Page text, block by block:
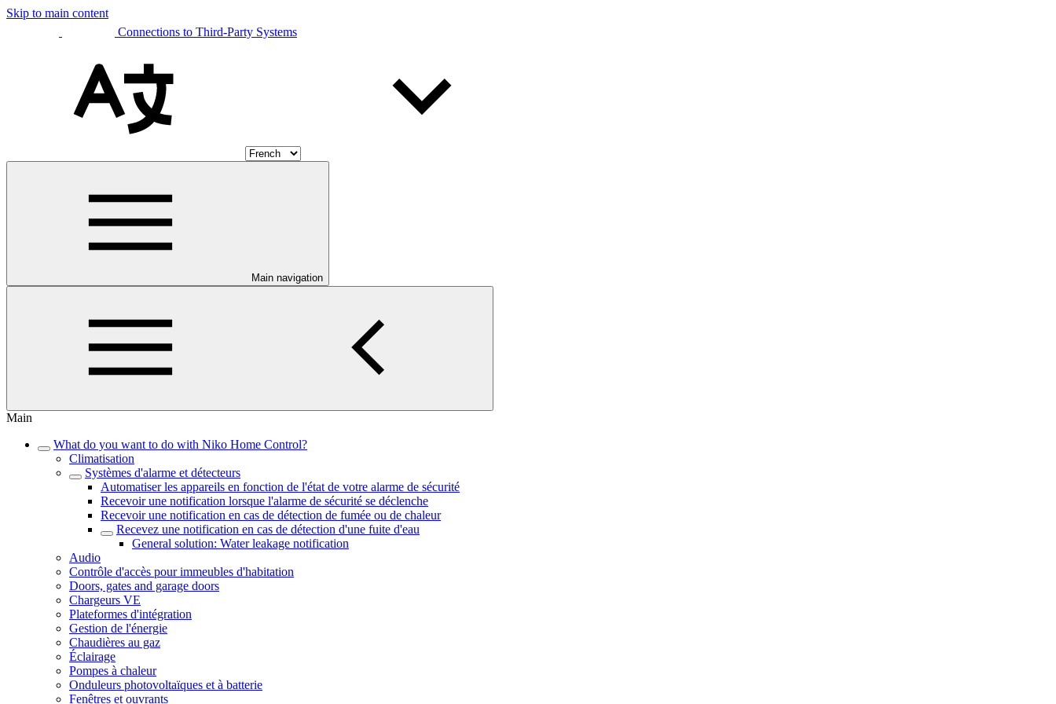
Skip to main content
Connections to Third-Party Systems
Main navigation
Main
What do you want to do with Niko Home Control?
Climatisation
Systèmes d'alarme et détecteurs
Automatiser les appareils en fonction de l'état de votre alarme de sécurité
Recevoir une notification lorsque l'alarme de sécurité se déclenche
Recevoir une notification en cas de détection de fumée ou de chaleur
Recevez une notification en cas de détection d'une fuite d'eau
General solution: Water leakage notification
Audio
Contrôle d'accès pour immeubles d'habitation
Doors, gates and garage doors
Chargeurs VE
Plateformes d'intégration
Gestion de l'énergie
Chaudières au gaz
Éclairage
Pompes à chaleur
Onduleurs photovoltaïques et à batterie
Fenêtres et ouvrants